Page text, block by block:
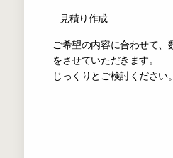
​見積り作成
ご希望の内容に合わせて、
をさせていただきます。
じっくりとご検討ください。